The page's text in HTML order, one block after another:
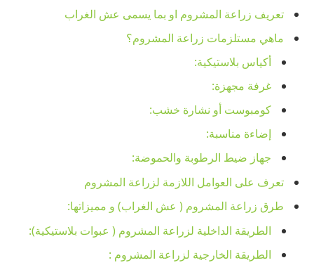
تعريف زراعة المشروم او بما يسمى عش الغراب
ماهي مستلزمات زراعة المشروم؟
أكياس بلاستيكية:
غرفة مجهزة:
كومبوست أو نشارة خشب:
إضاءة مناسبة:
جهاز ضيط الرطوبة والحموضة:
تعرف على العوامل اللازمة لزراعة المشروم
طرق زراعة المشروم ( عش الغراب) و مميزاتها:
الطريقة الداخلية لزراعة المشروم ( عبوات بلاستيكية):
الطريقة الخارجية لزراعة المشروم :